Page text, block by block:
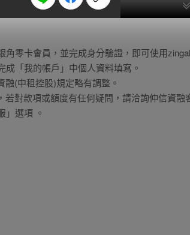
角零卡會員，並完成身分驗證，即可使用
「我的帳戶」中個人資料填寫。
(中租控股)規定略有調整。
對款項或額度有任何疑問，請洽詢仲信資融
」選項 。